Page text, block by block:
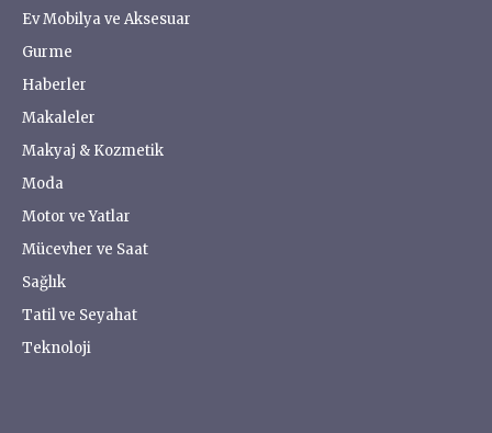
Ev Mobilya ve Aksesuar
Gurme
Haberler
Makaleler
Makyaj & Kozmetik
Moda
Motor ve Yatlar
Mücevher ve Saat
Sağlık
Tatil ve Seyahat
Teknoloji